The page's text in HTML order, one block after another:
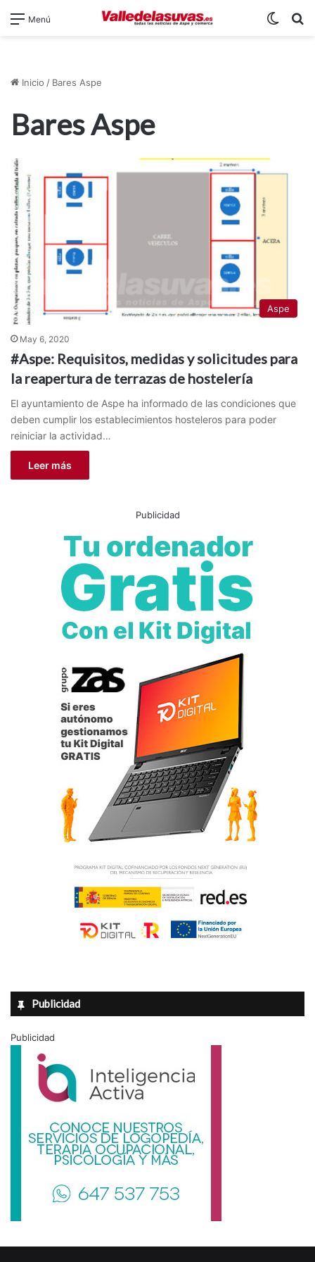
Menú
Inicio / Bares Aspe
Bares Aspe
Aspe
May 6, 2020
#Aspe: Requisitos, medidas y solicitudes para
la reapertura de terrazas de hostelería
El ayuntamiento de Aspe ha informado de las condiciones que
deben cumplir los establecimientos hosteleros para poder
reiniciar la actividad…
Leer más
Publicidad
Publicidad
Publicidad